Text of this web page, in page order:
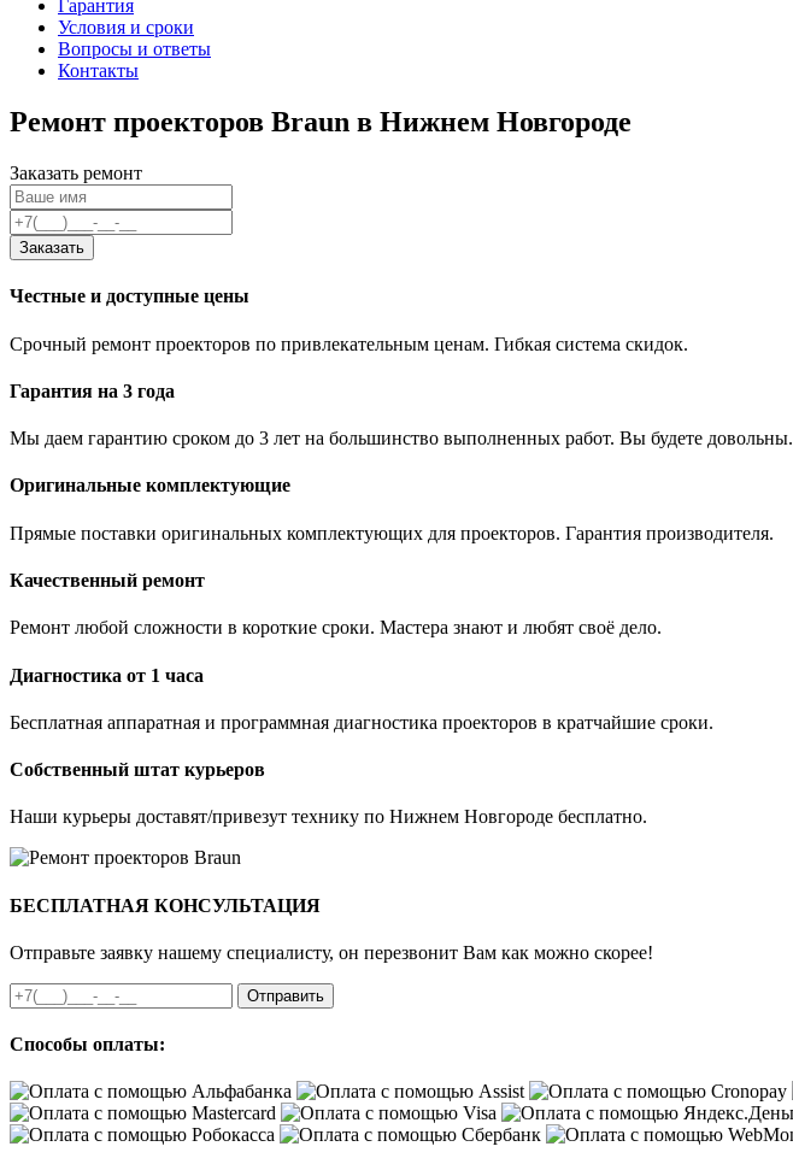
Гарантия
Условия и сроки
Вопросы и ответы
Контакты
Ремонт проекторов Braun в Нижнем Новгороде
Заказать ремонт
Заказать
Честные и доступные цены
Срочный ремонт проекторов по привлекательным ценам. Гибкая система скидок.
Гарантия на 3 года
Мы даем гарантию сроком до 3 лет на большинство выполненных работ. Вы будете довольны.
Оригинальные комплектующие
Прямые поставки оригинальных комплектующих для проекторов. Гарантия производителя.
Качественный ремонт
Ремонт любой сложности в короткие сроки. Мастера знают и любят своё дело.
Диагностика от 1 часа
Бесплатная аппаратная и программная диагностика проекторов в кратчайшие сроки.
Собственный штат курьеров
Наши курьеры доставят/привезут технику по Нижнем Новгороде бесплатно.
БЕСПЛАТНАЯ КОНСУЛЬТАЦИЯ
Отправьте заявку нашему специалисту, он перезвонит Вам как можно скорее!
Отправить
Способы оплаты: